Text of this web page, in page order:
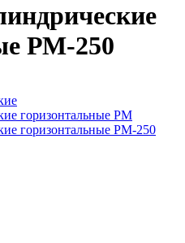
РМ-250
горизонтальные РМ
горизонтальные РМ-250